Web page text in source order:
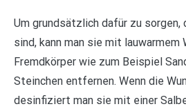
Um grundsätzlich dafür zu sorgen,
sind, kann man sie mit lauwarmem
Fremdkörper wie zum Beispiel
Steinchen entfernen. Wenn die
desinfiziert man sie mit einer